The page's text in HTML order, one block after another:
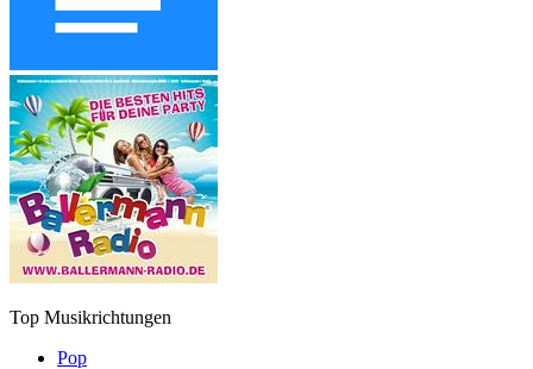
Top Musikrichtungen
Pop